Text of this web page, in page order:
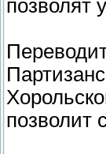
позволят
позволит